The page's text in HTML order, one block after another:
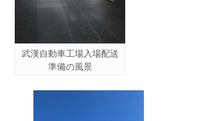
武漢自動車工場入場配送
準備の風景